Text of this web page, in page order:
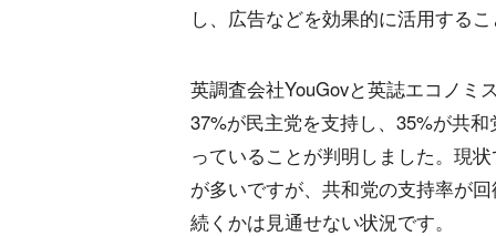
し、広告などを効果的に活用する
英調査会社YouGovと英誌エコノミ
37%が民主党を支持し、35%が共
っていることが判明しました。現
が多いですが、共和党の支持率が
続くかは見通せない状況です。